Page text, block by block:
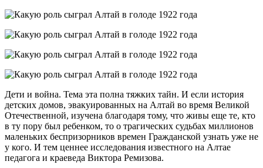
Дети и война. Тема эта полна тяжких тайн. И если история
детских домов, эвакуированных на Алтай во время Великой
Отечественной, изучена благодаря тому, что живы еще те, кто
в ту пору был ребенком, то о трагических судьбах миллионов
маленьких беспризорников времен Гражданской узнать уже не
у кого. И тем ценнее исследования известного на Алтае
педагога и краеведа Виктора Ремизова.